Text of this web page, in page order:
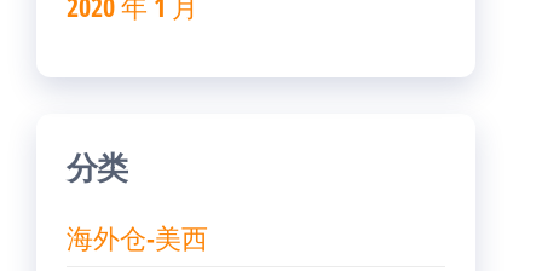
分类
海外仓-美西